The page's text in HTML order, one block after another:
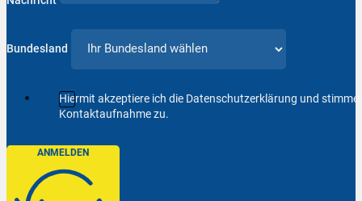
Bundesland
Hiermit akzeptiere ich die Datenschutzerklärung und
Kontaktaufnahme zu.
ANMELDEN